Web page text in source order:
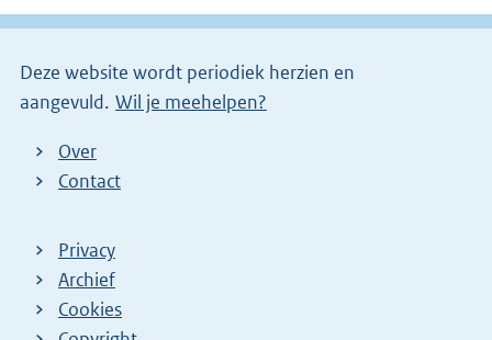
l
n
k
Deze website wordt periodiek herzien en
aangevuld. Wil je meehelpen?
Over
Contact
Privacy
Archief
Cookies